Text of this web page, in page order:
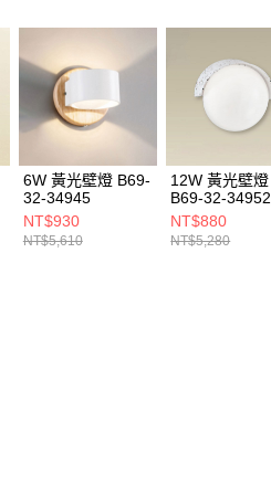
6W 黃光壁燈 B69-
32-34945
NT$930
NT$5,610
12W 黃光壁燈
B69-32-34952
NT$880
NT$5,280